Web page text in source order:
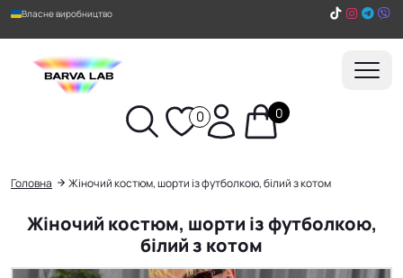
Власне виробництво
0 0
Пошук
Головна Жіночий костюм, шорти із футболкою, білий з котом
Жіночий костюм, шорти із футболкою,
білий з котом